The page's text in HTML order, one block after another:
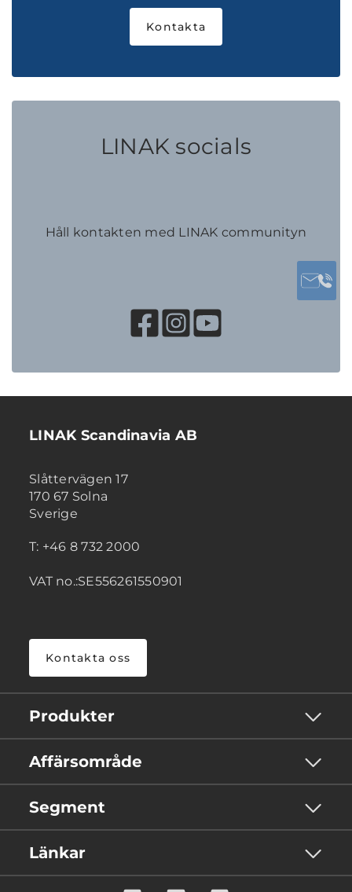
Kontakta
LINAK socials
Håll kontakten med LINAK communityn
LINAK Scandinavia AB
Slåttervägen 17
170 67 Solna
Sverige
T: +46 8 732 2000
VAT no.:SE556261550901
Kontakta oss
Produkter
Affärsområde
Segment
Länkar